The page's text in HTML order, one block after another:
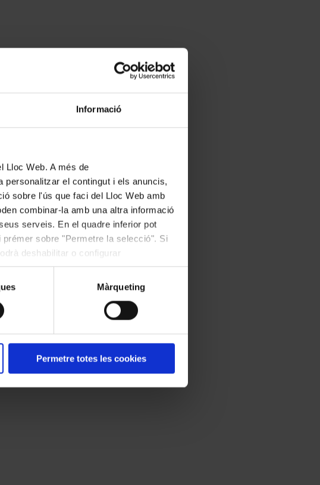
Informació
Lloc Web. A més de
el contingut i els anuncis,
sobre l'ús que faci del Lloc Web amb
combinar-la amb una altra informació
serveis. En el quadre inferior pot
sobre "Permetre la selecció". Si
deshabilitar o configurar
Màrqueting
Permetre totes les cookies